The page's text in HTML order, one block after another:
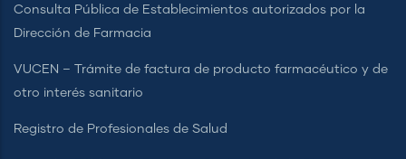
Consulta Pública de Establecimientos autorizados por la
Dirección de Farmacia
VUCEN – Trámite de factura de producto farmacéutico y de
otro interés sanitario
Registro de Profesionales de Salud